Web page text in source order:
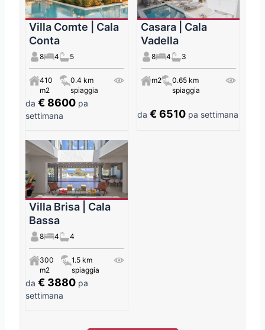
Villa Comte | Cala
Conta
8 4 5
410
m2
0.4 km
spiaggia
da€ 8600 pa
settimana
Casara | Cala
Vadella
8 4 3
m2
0.65 km
spiaggia
da€ 6510 pa settimana
Villa Brisa | Cala
Bassa
8 4 4
300
m2
1.5 km
spiaggia
da€ 3880 pa
settimana